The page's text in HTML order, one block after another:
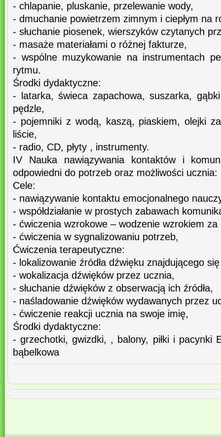
- chlapanie, pluskanie, przelewanie wody,
- dmuchanie powietrzem zimnym i ciepłym na
- słuchanie piosenek, wierszyków czytanych
- masaże materiałami o różnej fakturze,
- wspólne muzykowanie na instrumentach
rytmu.
Środki dydaktyczne:
- latarka, świeca zapachowa, suszarka,
pędzle,
- pojemniki z wodą, kaszą, piaskiem, olejki
liście,
- radio, CD, płyty , instrumenty.
IV Nauka nawiązywania kontaktów i
odpowiedni do potrzeb oraz możliwości ucznia:
Cele:
- nawiązywanie kontaktu emocjonalnego
- współdziałanie w prostych zabawach
- ćwiczenia wzrokowe – wodzenie wzrokiem
- ćwiczenia w sygnalizowaniu potrzeb,
Ćwiczenia terapeutyczne:
- lokalizowanie źródła dźwięku znajdującego
- wokalizacja dźwięków przez ucznia,
- słuchanie dźwięków z obserwacją ich źródła,
- naśladowanie dźwięków wydawanych przez
- ćwiczenie reakcji ucznia na swoje imię,
Środki dydaktyczne:
- grzechotki, gwizdki, , balony, piłki i pacynki
bąbelkowa